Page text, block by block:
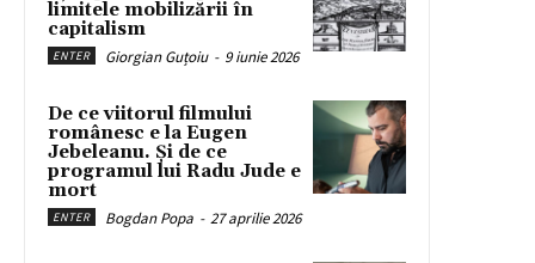
limitele mobilizării în
capitalism
ENTER Giorgian Guțoiu - 9 iunie 2026
De ce viitorul filmului
românesc e la Eugen
Jebeleanu. Și de ce
programul lui Radu Jude e
mort
ENTER Bogdan Popa - 27 aprilie 2026